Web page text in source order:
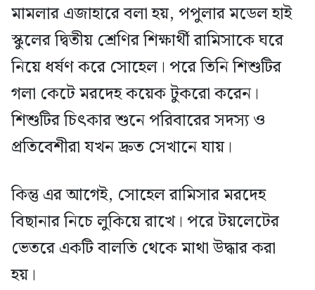
মামলার এজাহারে বলা হয়, পপুলার মডেল হাই
স্কুলের দ্বিতীয় শ্রেণির শিক্ষার্থী রামিসাকে ঘরে
নিয়ে ধর্ষণ করে সোহেল। পরে তিনি শিশুটির
গলা কেটে মরদেহ কয়েক টুকরো করেন।
শিশুটির চিৎকার শুনে পরিবারের সদস্য ও
প্রতিবেশীরা যখন দ্রুত সেখানে যায়।
কিন্তু এর আগেই, সোহেল রামিসার মরদেহ
বিছানার নিচে লুকিয়ে রাখে। পরে টয়লেটের
ভেতরে একটি বালতি থেকে মাথা উদ্ধার করা
হয়।